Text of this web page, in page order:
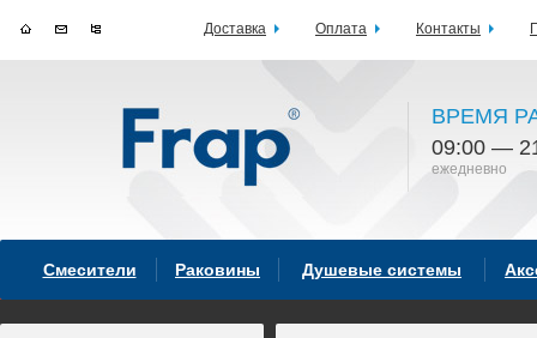
ВРЕМЯ
09:00 —
ежедневно
Смесители Раковины Душевые системы
Доставка Оплата Контакты